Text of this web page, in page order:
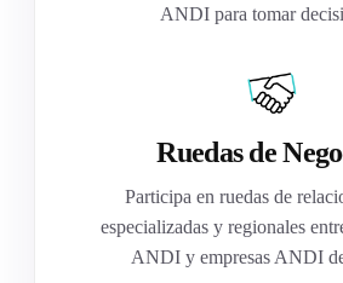
ANDI para tomar
Ruedas de
Participa en ruedas de
especializadas y regionales
ANDI y empresas ANDI